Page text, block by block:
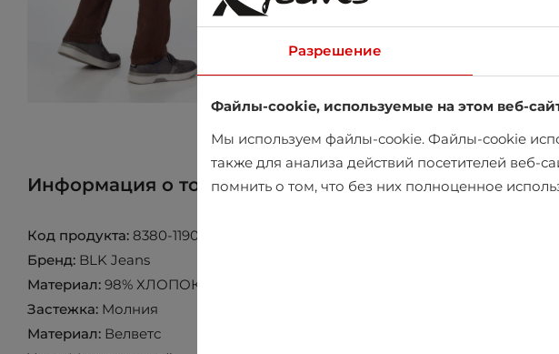
Информация о товаре Найти товар в магазине
Код продукта: 8380-1190-119-350
Бренд: BLK Jeans
Материал: 98% ХЛОПОК 2% ЭЛАСТАН
Застежка: Mолния
Материал: Велветс
Разрешение
Файлы-cookie, используемые на этом веб-
Мы используем файлы-cookie. Файлы-cookie
также для анализа действий посетителей веб-
помнить о том, что без них полноценное